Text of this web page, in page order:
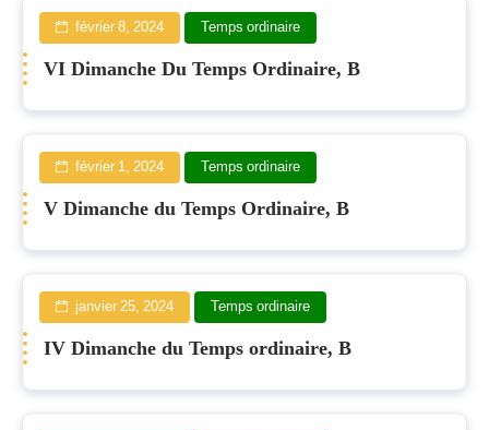
février 8, 2024 Temps ordinaire
VI Dimanche Du Temps Ordinaire, B
février 1, 2024 Temps ordinaire
V Dimanche du Temps Ordinaire, B
janvier 25, 2024 Temps ordinaire
IV Dimanche du Temps ordinaire, B